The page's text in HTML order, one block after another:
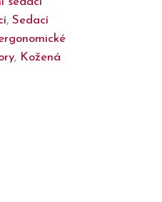
, Sedací
, Kožená